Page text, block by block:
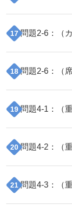
17 問題2-6 ：（
18 問題2-6 ：（
19 問題4-1 ：（
20 問題4-2 ：（
21 問題4-3 ：（